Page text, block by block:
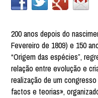
200 anos depois do
Fevereiro de 1809) e 150
“Origem das espécies”,
relação entre evolução e
realização de um
factos e teorias»,